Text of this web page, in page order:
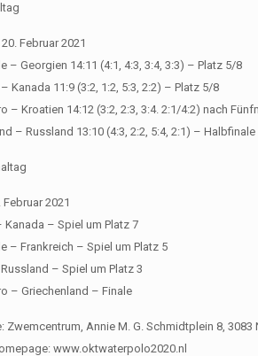
Februar 2021
– Georgien 14:11 (4:1, 4:3, 3:4, 3:3) – Platz 5/8
Kanada 11:9 (3:2, 1:2, 5:3, 2:2) – Platz 5/8
– Kroatien 14:12 (3:2, 2:3, 3:4. 2:1/4:2) nach
– Russland 13:10 (4:3, 2:2, 5:4, 2:1) – Halbfinale
2021
Kanada – Spiel um Platz 7
– Frankreich – Spiel um Platz 5
– Spiel um Platz 3
– Griechenland – Finale
Annie M. G. Schmidtplein 8,
www.oktwaterpolo2020.nl